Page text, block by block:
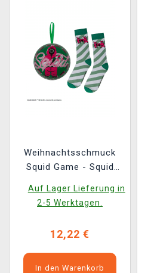
Weihnachtsschmuck
Squid Game - Squid
Inneren)
Auf Lager Lieferung in
2-5 Werktagen.
12,22 €
In den Warenkorb